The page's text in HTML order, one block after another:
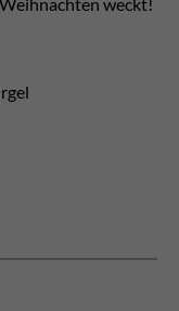
weckt!